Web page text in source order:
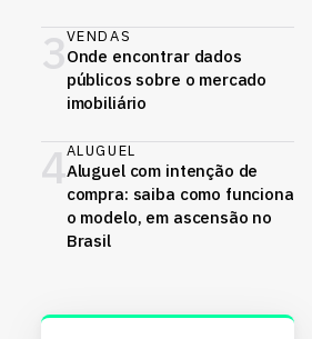
3VENDAS
Onde encontrar dados
públicos sobre o mercado
imobiliário
4ALUGUEL
Aluguel com intenção de
compra: saiba como funciona
o modelo, em ascensão no
Brasil